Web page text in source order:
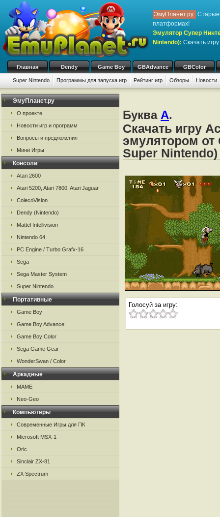
ЭмуПланет.ру: Старые
платформах!
Эмулятор Супер
Nintendo): Скачать игру
Главная Dendy Game Boy GBAdvance GBColor
Super Nintendo Программы для запуска игр Рейтинг игр Обзоры Новости
Игры: # A B C D E F G H I
ЭмуПланет.ру
О проекте
Новости игр и программ
Вопросы и предложения
Мини Игры
Консоли
Atari 2600
Atari 5200, Atari 7800, Atari Jaguar
ColecoVision
Dendy (Nintendo)
Mattel Intellivision
Nintendo 64
PC Engine / Turbo Grafx-16
Sega
Sega Master System
Super Nintendo
Портативные
Game Boy
Game Boy Advance
Game Boy Color
Sega Game Gear
WonderSwan / Color
Аркадные
MAME
Neo-Geo
Компьютеры
Современные Игры для ПК
Microsoft MSX-1
Oric
Sinclair ZX-81
ZX Spectrum
Буква A.
Скачать игру
эмулятором от
Super Nintendo)
Голосуй за игру: